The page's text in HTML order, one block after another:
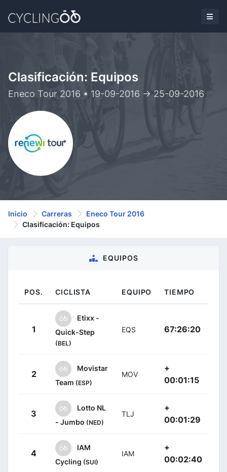
Clasificación: Equipos
Eneco Tour 2016 • 19-09-2016 -> 25-09-2016
Inicio Carreras
Eneco Tour 2016
Clasificación: Equipos
EQUIPOS
POS. CICLISTA EQUIPO TIEMPO
1
Etixx -
Quick-Step
(BEL)
EQS 67:26:20
2
Movistar
Team (ESP)
MOV
+
00:01:15
3
Lotto NL
- Jumbo (NED)
TLJ
+
00:01:29
4
IAM
Cycling (SUI)
IAM
+
00:02:40